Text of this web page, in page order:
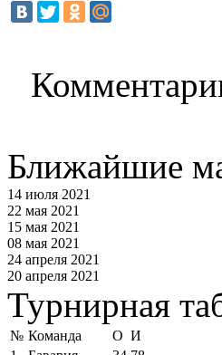
Ближайшие
14 июля 2021
22 мая 2021
15 мая 2021
08 мая 2021
24 апреля 2021
20 апреля 2021
Турнирная
№ Команда О И